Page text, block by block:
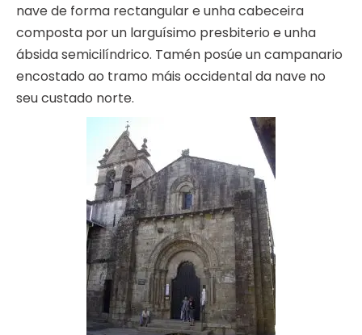
nave de forma rectangular e unha cabeceira
composta por un larguísimo presbiterio e unha
ábsida semicilíndrico. Tamén posúe un campanario
encostado ao tramo máis occidental da nave no
seu custado norte.